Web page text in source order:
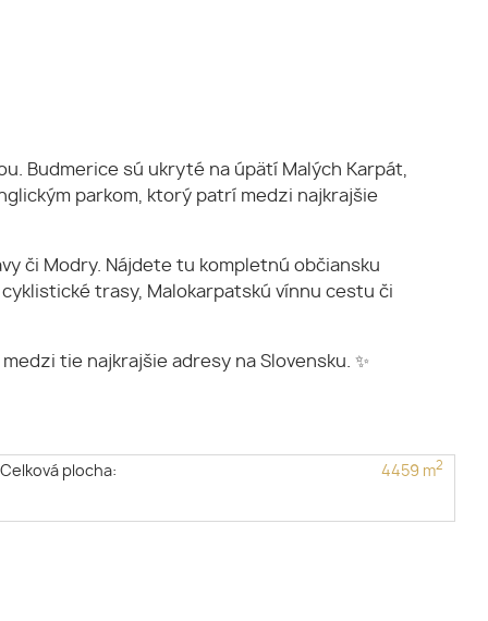
Budmerice sú ukryté na úpätí Malých Karpát,
parkom, ktorý patrí medzi najkrajšie
či Modry. Nájdete tu kompletnú občiansku
trasy, Malokarpatskú vínnu cestu či
tie najkrajšie adresy na Slovensku. ✨
Celková plocha: 4459 m2